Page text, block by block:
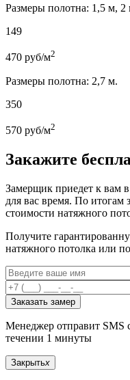
Размеры полотна: 1,5 м,
149
470 руб/м2
Размеры полотна: 2,7 м.
350
570 руб/м2
Закажите
Замерщик приедет к вам
для вас время. По итогам
стоимости натяжного
Получите
натяжного потолка или
Заказать замер
Менеджер отправит SMS
течении 1 минуты
Закрытьx